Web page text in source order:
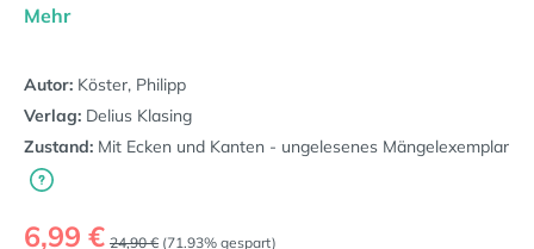
Mehr
Autor: Köster, Philipp
Verlag: Delius Klasing
Zustand: Mit Ecken und Kanten - ungelesenes Mängelexemplar
Verkaufspreis:
6,99 € Regulärer Preis:
24,90 € (71.93% gespart)